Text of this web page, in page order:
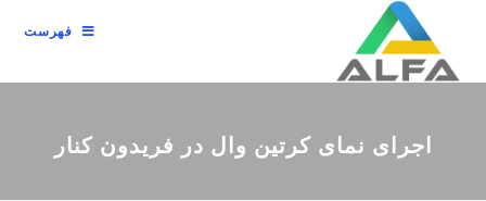
فهرست
اجرای نمای کرتین وال در فریدون کنار